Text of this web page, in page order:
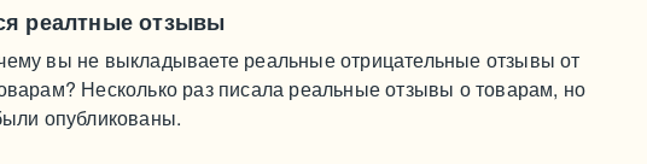
реалтные отзывы
вы не выкладываете реальные отрицательные отзывы от
Несколько раз писала реальные отзывы о товарам, но
опубликованы.